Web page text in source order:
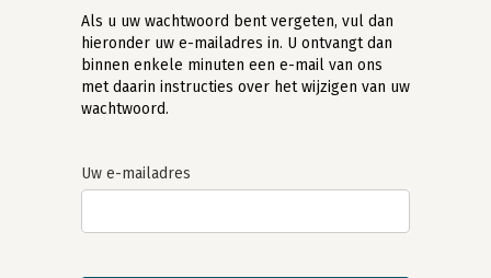
Als u uw wachtwoord bent vergeten, vul dan
hieronder uw e-mailadres in. U ontvangt dan
binnen enkele minuten een e-mail van ons
met daarin instructies over het wijzigen van uw
wachtwoord.
Uw e-mailadres